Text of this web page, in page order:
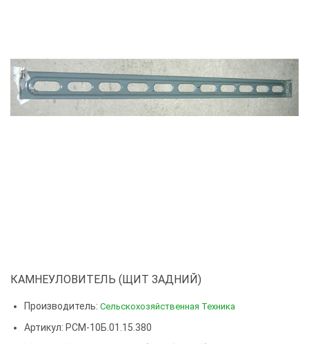
КАМНЕУЛОВИТЕЛЬ (ЩИТ ЗАДНИЙ)
Производитель: Сельскохозяйственная Техника
Артикул: РСМ-10Б.01.15.380